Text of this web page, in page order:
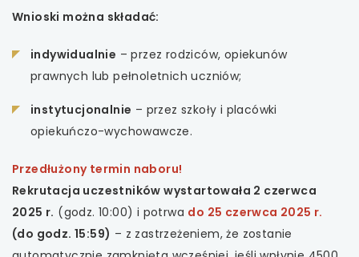
Wnioski można składać:
indywidualnie – przez rodziców, opiekunów
prawnych lub pełnoletnich uczniów;
instytucjonalnie – przez szkoły i placówki
opiekuńczo-wychowawcze.
Przedłużony termin naboru!
Rekrutacja uczestników wystartowała 2 czerwca
2025 r. (godz. 10:00) i potrwa do 25 czerwca 2025 r.
(do godz. 15:59) – z zastrzeżeniem, że zostanie